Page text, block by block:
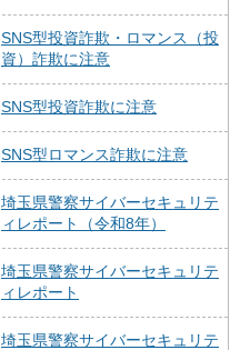
SNS型投資詐欺・ロマンス（投
資）詐欺に注意
SNS型投資詐欺に注意
SNS型ロマンス詐欺に注意
埼玉県警察サイバーセキュリテ
ィレポート（令和8年）
埼玉県警察サイバーセキュリテ
ィレポート
埼玉県警察サイバーセキュリテ